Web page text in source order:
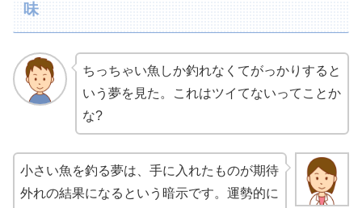
味
ちっちゃい魚しか釣れなくてがっかりすると
いう夢を見た。これはツイてないってことか
な?
小さい魚を釣る夢は、手に入れたものが期待
外れの結果になるという暗示です。運勢的に